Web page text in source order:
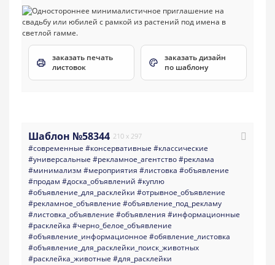
заказать печать
листовок
заказать дизайн
по шаблону
Шаблон №58344 210 x 297
#современные #консервативные #классические
#универсальные #рекламное_агентство#реклама
#минимализм #мероприятия #листовка #объявление
#продам #доска_объявлений #куплю
#объявление_для_расклейки #отрывное_объявление
#рекламное_объявление #объявление_под_рекламу
#листовка_объявление #объявления #информационные
#расклейка #черно_белое_объявление
#объявление_информационное #обявление_листовка
#объявление_для_расклейки_поиск_животных
#расклейка_животные #для_расклейки